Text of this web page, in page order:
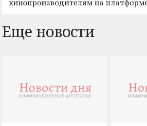
кинопроизводителям на
Еще новости